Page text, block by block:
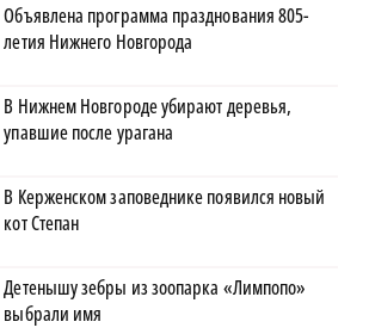
Объявлена программа празднования 805-
летия Нижнего Новгорода
В Нижнем Новгороде убирают деревья,
упавшие после урагана
В Керженском заповеднике появился новый
кот Степан
Детенышу зебры из зоопарка «Лимпопо»
выбрали имя